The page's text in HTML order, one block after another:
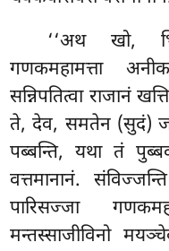
‘‘अथ खो,
गणकमहामत्ता
सन्निपतित्वा राजानं
ते, देव, समतेन (सुदं)
पब्बन्ति, यथा तं
वत्तमानानं.
पारिसज्जा
मन्तस्साजीविनो